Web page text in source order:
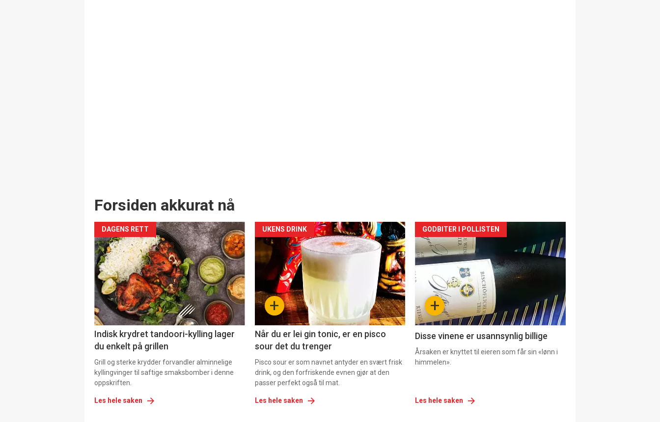
Forsiden akkurat nå
DAGENS RETT
Indisk krydret tandoori-kylling lager
du enkelt på grillen
Grill og sterke krydder forvandler alminnelige
kyllingvinger til saftige smaksbomber i denne
oppskriften.
Les hele saken
Forsiden
akkurat
nå
-
+
UKENS DRINK
Når du er lei gin tonic, er en pisco
sour det du trenger
Pisco sour er som navnet antyder en svært frisk
drink, og den forfriskende evnen gjør at den
passer perfekt også til mat.
Les hele saken
Forsiden
akkurat
nå
3 +
GODBITER I POLLISTEN
Disse vinene er usannsynlig billige
Årsaken er knyttet til eieren som får sin «lønn i
himmelen».
Les hele saken